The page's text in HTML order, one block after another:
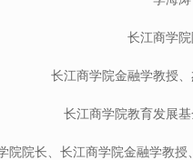
长江商学院
长江商学院金融学教授
长江商学院教育发展
院院长、长江商学院金融学教